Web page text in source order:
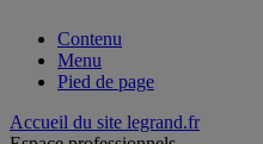
Contenu
Menu
Pied de page
Accueil du site legrand.fr